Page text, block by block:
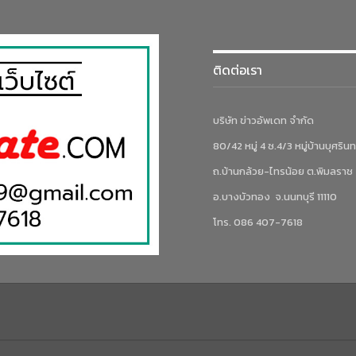
ติดต่อเรา
บริษัท ข่าวอัพเดท จำกัด
80/42 หมู่ 4 ซ.4/3 หมู่บ้านบุศริน
ถ.บ้านกล้วย-ไทรน้อย ต.พิมลราช
อ.บางบัวทอง จ.นนทบุรี 11110
โทร. 086 407-7618